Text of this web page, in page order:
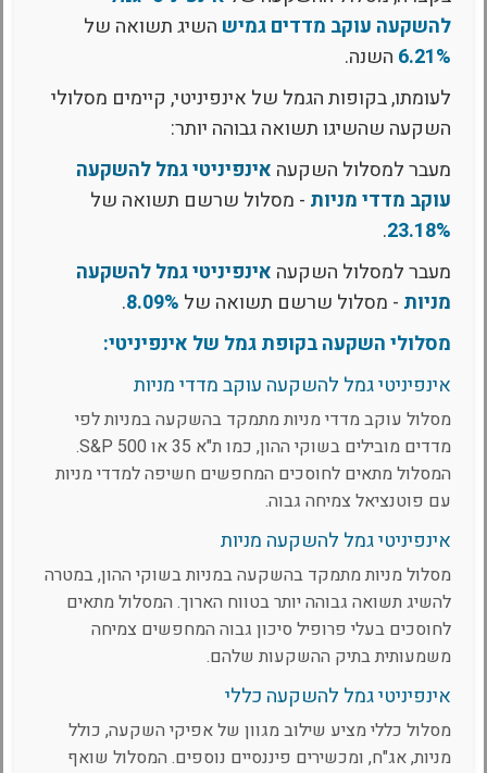
להשקעה עוקב מדדים גמיש השיג תשואה של
6.21% השנה.
לעומתו, בקופות הגמל של אינפיניטי, קיימים מסלולי
השקעה שהשיגו תשואה גבוהה יותר:
מעבר למסלול השקעה אינפיניטי גמל להשקעה
עוקב מדדי מניות - מסלול שרשם תשואה של
23.18%
.
מעבר למסלול השקעה אינפיניטי גמל להשקעה
מניות - מסלול שרשם תשואה של 8.09%
.
מסלולי השקעה בקופת גמל של אינפיניטי:
אינפיניטי גמל להשקעה עוקב מדדי מניות
מסלול עוקב מדדי מניות מתמקד בהשקעה במניות לפי
מדדים מובילים בשוקי ההון, כמו ת"א 35 או S&P 500.
המסלול מתאים לחוסכים המחפשים חשיפה למדדי מניות
עם פוטנציאל צמיחה גבוה.
אינפיניטי גמל להשקעה מניות
מסלול מניות מתמקד בהשקעה במניות בשוקי ההון, במטרה
להשיג תשואה גבוהה יותר בטווח הארוך. המסלול מתאים
לחוסכים בעלי פרופיל סיכון גבוה המחפשים צמיחה
משמעותית בתיק ההשקעות שלהם.
אינפיניטי גמל להשקעה כללי
מסלול כללי מציע שילוב מגוון של אפיקי השקעה, כולל
מניות, אג"ח, ומכשירים פיננסיים נוספים. המסלול שואף